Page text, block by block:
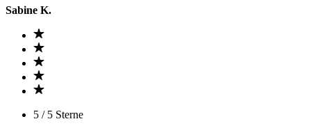
Sabine K.
5 / 5 Sterne